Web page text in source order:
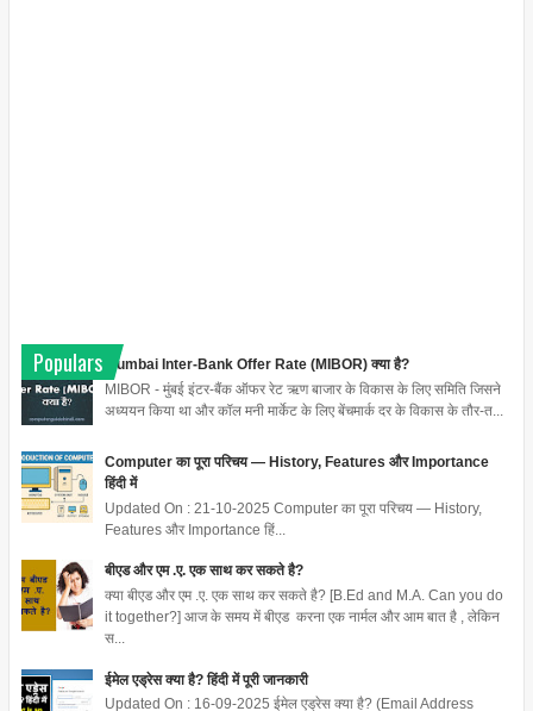
Populars
Mumbai Inter-Bank Offer Rate (MIBOR) क्या है?
MIBOR - मुंबई इंटर-बैंक ऑफर रेट ऋण बाजार के विकास के लिए समिति जिसने
अध्ययन किया था और कॉल मनी मार्केट के लिए बेंचमार्क दर के विकास के तौर-त...
Computer का पूरा परिचय — History, Features और Importance
हिंदी में
Updated On : 21-10-2025 Computer का पूरा परिचय — History,
Features और Importance हिं...
बीएड और एम .ए. एक साथ कर सकते है?
क्या बीएड और एम .ए. एक साथ कर सकते है? [B.Ed and M.A. Can you do
it together?] आज के समय में बीएड करना एक नार्मल और आम बात है , लेकिन
स...
ईमेल एड्रेस क्या है? हिंदी में पूरी जानकारी
Updated On : 16-09-2025 ईमेल एड्रेस क्या है? (Email Address